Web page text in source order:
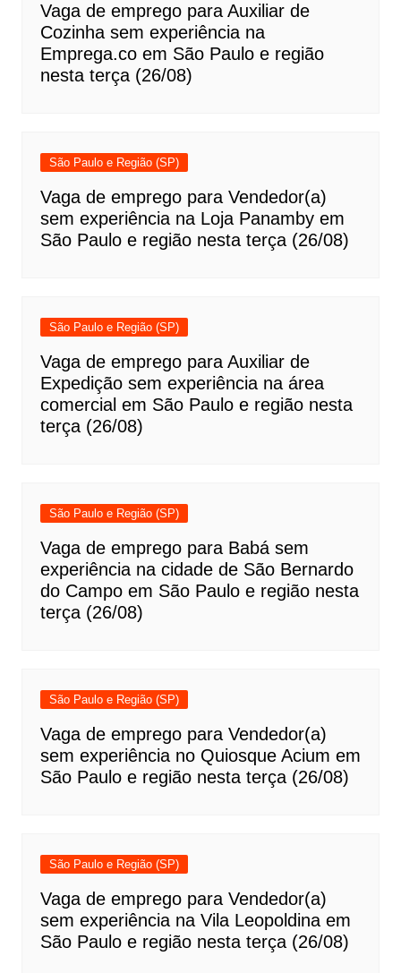
Vaga de emprego para Auxiliar de
Cozinha sem experiência na
Emprega.co em São Paulo e região
nesta terça (26/08)
São Paulo e Região (SP)
Vaga de emprego para Vendedor(a)
sem experiência na Loja Panamby em
São Paulo e região nesta terça (26/08)
São Paulo e Região (SP)
Vaga de emprego para Auxiliar de
Expedição sem experiência na área
comercial em São Paulo e região nesta
terça (26/08)
São Paulo e Região (SP)
Vaga de emprego para Babá sem
experiência na cidade de São Bernardo
do Campo em São Paulo e região nesta
terça (26/08)
São Paulo e Região (SP)
Vaga de emprego para Vendedor(a)
sem experiência no Quiosque Acium em
São Paulo e região nesta terça (26/08)
São Paulo e Região (SP)
Vaga de emprego para Vendedor(a)
sem experiência na Vila Leopoldina em
São Paulo e região nesta terça (26/08)